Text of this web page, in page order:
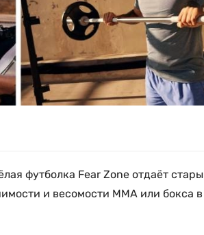
футболка Fear Zone отдаёт
и весомости ММА или бокса